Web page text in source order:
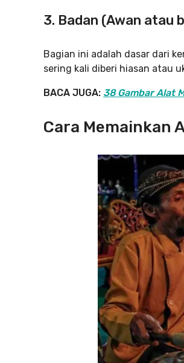
3. Badan (Awan atau
Bagian ini adalah dasar dari
sering kali diberi hiasan atau
BACA JUGA: 38 Gambar Alat
Cara Memainkan